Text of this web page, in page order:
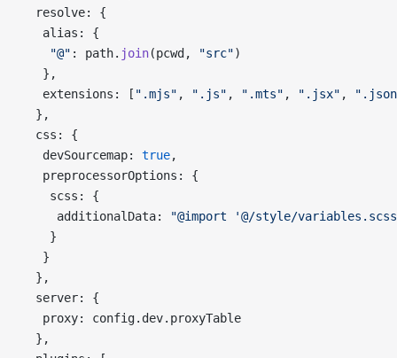
  resolve: {
   alias: {
    "@"
: path. join(pcwd, "src")
   },
   extensions: [
".mjs" , ".js" , ".mts" , ".jsx" ,
  },
  css: {
   devSourcemap:
true,
   preprocessorOptions: {
    scss: {
     additionalData:
"@import '@/style/
    }
   }
  },
  server: {
   proxy: config.dev.proxyTable
  },